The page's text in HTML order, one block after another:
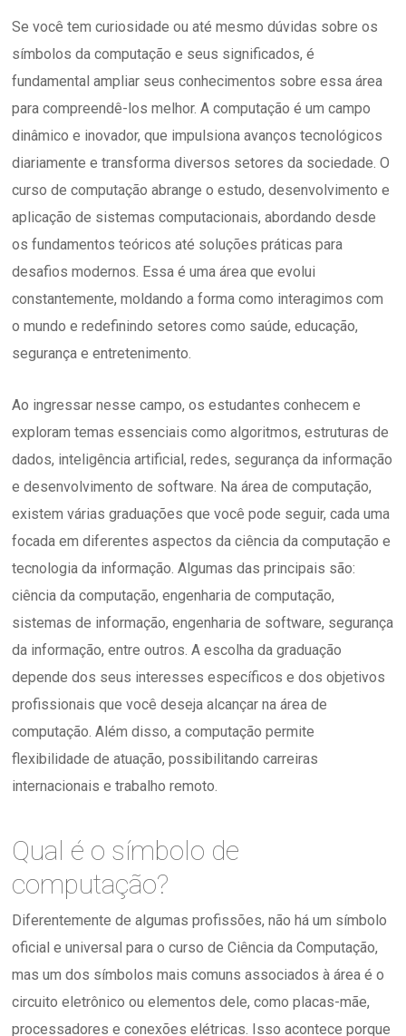
Se você tem curiosidade ou até mesmo dúvidas sobre os
símbolos da computação e seus significados, é
fundamental ampliar seus conhecimentos sobre essa área
para compreendê-los melhor. A computação é um campo
dinâmico e inovador, que impulsiona avanços tecnológicos
diariamente e transforma diversos setores da sociedade. O
curso de computação abrange o estudo, desenvolvimento e
aplicação de sistemas computacionais, abordando desde
os fundamentos teóricos até soluções práticas para
desafios modernos. Essa é uma área que evolui
constantemente, moldando a forma como interagimos com
o mundo e redefinindo setores como saúde, educação,
segurança e entretenimento.
Ao ingressar nesse campo, os estudantes conhecem e
exploram temas essenciais como algoritmos, estruturas de
dados, inteligência artificial, redes, segurança da informação
e desenvolvimento de software. Na área de computação,
existem várias graduações que você pode seguir, cada uma
focada em diferentes aspectos da ciência da computação e
tecnologia da informação. Algumas das principais são:
ciência da computação, engenharia de computação,
sistemas de informação, engenharia de software, segurança
da informação, entre outros. A escolha da graduação
depende dos seus interesses específicos e dos objetivos
profissionais que você deseja alcançar na área de
computação. Além disso, a computação permite
flexibilidade de atuação, possibilitando carreiras
internacionais e trabalho remoto.
Qual é o símbolo de
computação?
Diferentemente de algumas profissões, não há um símbolo
oficial e universal para o curso de Ciência da Computação,
mas um dos símbolos mais comuns associados à área é o
circuito eletrônico ou elementos dele, como placas-mãe,
processadores e conexões elétricas. Isso acontece porque